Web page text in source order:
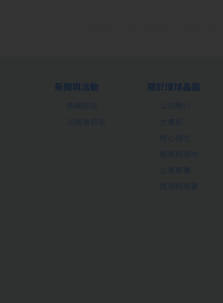
新聞與活動
新聞訊息
法說會訊息
關於環球晶圓
公司簡介
大事紀
核心理念
願景與使命
企業集團
獎項與榮譽